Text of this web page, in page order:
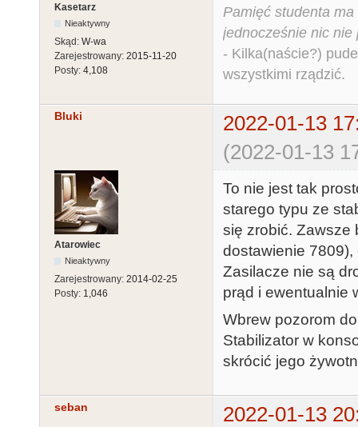
Kasetarz
Nieaktywny
Skąd: W-wa
Zarejestrowany: 2015-11-20
Posty: 4,108
Pamięć studenta
jednocześnie nic nie
- Kilka(naście?)
wszystkimi rządzić.
Bluki
2022-01-13
(2022-01-13
Atarowiec
Nieaktywny
Zarejestrowany: 2014-02-25
Posty: 1,046
To nie jest tak
starego typu ze
się zrobić. Zawsze
dostawienie
Zasilacze nie są
prąd i ewentualnie
Wbrew pozorom
Stabilizator w
skrócić jego
seban 2022-01-13